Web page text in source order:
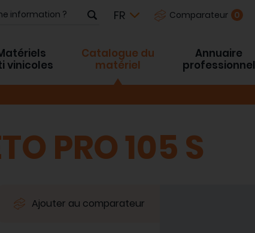
Comparateur 0
vinicoles
Catalogue du
matériel
Annuaire
professionnel
PRO 105 S
Ajouter au comparateur